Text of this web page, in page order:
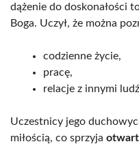
dążenie do doskonałości
Boga. Uczył, że można
codzienne życie,
pracę,
relacje z innymi
Uczestnicy jego
miłością, co sprzyja